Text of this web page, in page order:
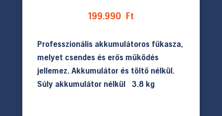
199.990 Ft
Professzionális akkumulátoros fűkasza,
melyet csendes és erős működés
jellemez. Akkumulátor és töltő nélkül.
Súly akkumulátor nélkül 3.8 kg